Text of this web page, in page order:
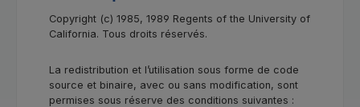
Copyright (c) 1985, 1989 Regents of the University of
California. Tous droits réservés.
La redistribution et l’utilisation sous forme de code
source et binaire, avec ou sans modification, sont
permises sous réserve des conditions suivantes :